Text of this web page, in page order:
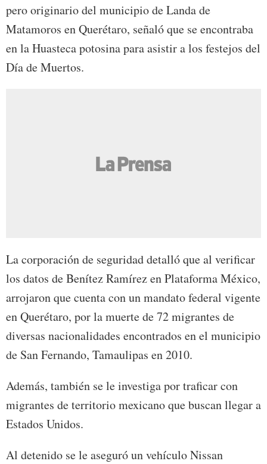
pero originario del municipio de Landa de
Matamoros en Querétaro, señaló que se encontraba
en la Huasteca potosina para asistir a los festejos del
Día de Muertos.
La corporación de seguridad detalló que al verificar
los datos de Benítez Ramírez en Plataforma México,
arrojaron que cuenta con un mandato federal vigente
en Querétaro, por la muerte de 72 migrantes de
diversas nacionalidades encontrados en el municipio
de San Fernando, Tamaulipas en 2010.
Además, también se le investiga por traficar con
migrantes de territorio mexicano que buscan llegar a
Estados Unidos.
Al detenido se le aseguró un vehículo Nissan